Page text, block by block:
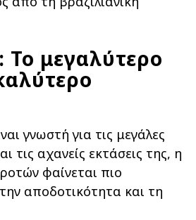
μεγαλύτερο
γνωστή για τις μεγάλες
τις αχανείς εκτάσεις της, η
φαίνεται πιο
αποδοτικότητα και τη